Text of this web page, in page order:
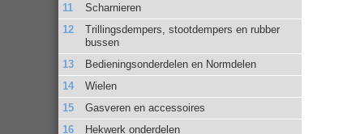
Scharnieren
Trillingsdempers, stootdempers en rubber
bussen
Bedieningsonderdelen en Normdelen
Wielen
Gasveren en accessoires
Hekwerk onderdelen